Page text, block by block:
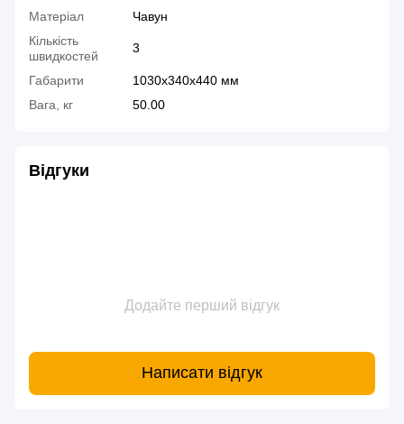
Матеріал
Чавун
Кількість
швидкостей
3
Габарити
1030x340x440 мм
Вага, кг
50.00
Відгуки
Додайте перший відгук
Написати відгук